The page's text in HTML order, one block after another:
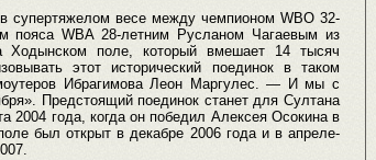
супертяжелом весе между чемпионом WBO 32-
пояса WBA 28-летним Русланом Чагаевым из
Ходынском поле, который вмешает 14 тысяч
этот исторический поединок в таком
Ибрагимова Леон Маргулес. — И мы с
Предстоящий поединок станет для Султана
2004 года, когда он победил Алексея Осокина в
был открыт в декабре 2006 года и в апреле-